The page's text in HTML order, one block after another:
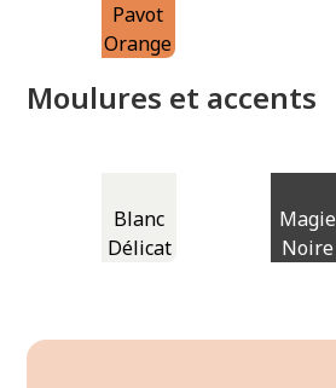
Pavot
Orange
Moulures et accents
Blanc
Délicat
Magie
Noire